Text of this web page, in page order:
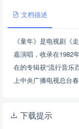
文档描述
《童年》是电视剧《
嘉演唱，收录在1982
在的专辑获“流行音乐
上中央广播电视总台
下载提示